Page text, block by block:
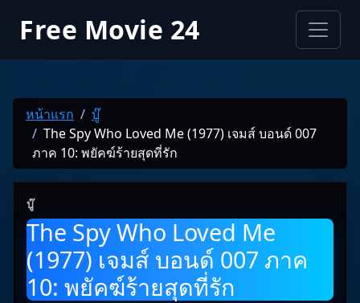
Free Movie 24
หน้าแรก
บู๊
The Spy Who Loved Me (1977) เจมส์ บอนด์ 007
ภาค 10: พยัคฆ์ร้ายสุดที่รัก
บู๊
The Spy Who Loved Me
(1977) เจมส์ บอนด์ 007 ภาค
10: พยัคฆ์ร้ายสุดที่รัก